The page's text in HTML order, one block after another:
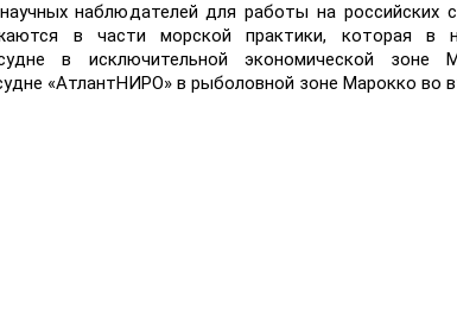
наблюдателей для работы на российских
в части морской практики, которая в
в исключительной экономической зоне
«АтлантНИРО» в рыболовной зоне Марокко во